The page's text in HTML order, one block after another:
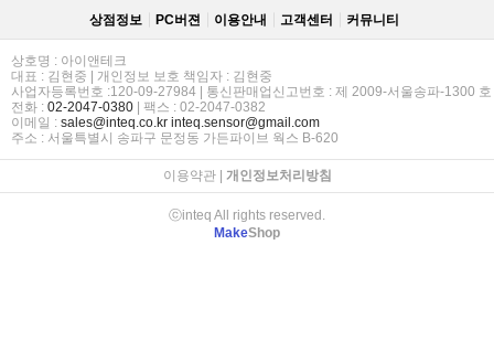
상점정보 PC버젼 이용안내 고객센터 커뮤니티
상호명 : 아이앤테크
대표 : 김현중 | 개인정보 보호 책임자 : 김현중
사업자등록번호 :120-09-27984 | 통신판매업신고번호 : 제 2009-서울송파-1300 호
전화 : 02-2047-0380 | 팩스 : 02-2047-0382
이메일 : sales@inteq.co.kr inteq.sensor@gmail.com
주소 : 서울특별시 송파구 문정동 가든파이브 웍스 B-620
이용약관| 개인정보처리방침
ⓒinteq All rights reserved.
MakeShop